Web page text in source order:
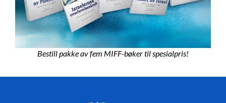
Bestill pakke av fem MIFF-bøker til spesialpris!